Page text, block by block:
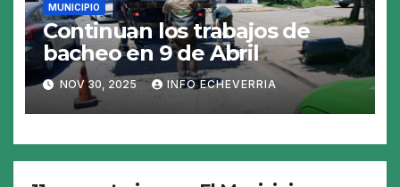
MUNICIPIO
Continuan los trabajos de
bacheo en 9 de Abril
NOV 30, 2025 INFO ECHEVERRIA